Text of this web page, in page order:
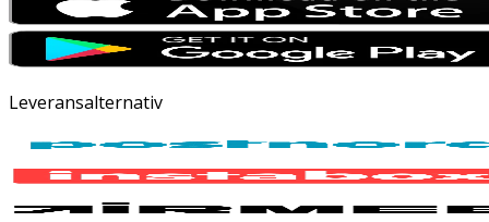
Leveransalternativ